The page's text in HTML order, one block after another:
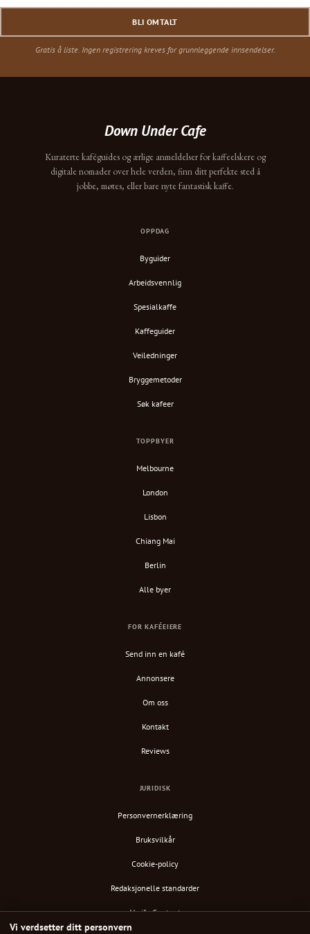
BLI OMTALT
Gratis å liste. Ingen registrering kreves for grunnleggende innsendelser.
Down Under Cafe
Kuraterte kaféguides og ærlige anmeldelser for kaffeelskere og
digitale nomader over hele verden, finn ditt perfekte sted å
jobbe, møtes, eller bare nyte fantastisk kaffe.
OPPDAG
Byguider
Arbeidsvennlig
Spesialkaffe
Kaffeguider
Veiledninger
Bryggemetoder
Søk kafeer
TOPPBYER
Melbourne
London
Lisbon
Chiang Mai
Berlin
Alle byer
FOR KAFÉEIERE
Send inn en kafé
Annonsere
Om oss
Kontakt
Reviews
JURIDISK
Personvernerklæring
Bruksvilkår
Cookie-policy
Redaksjonelle standarder
Verify Content
Vi verdsetter ditt personvern